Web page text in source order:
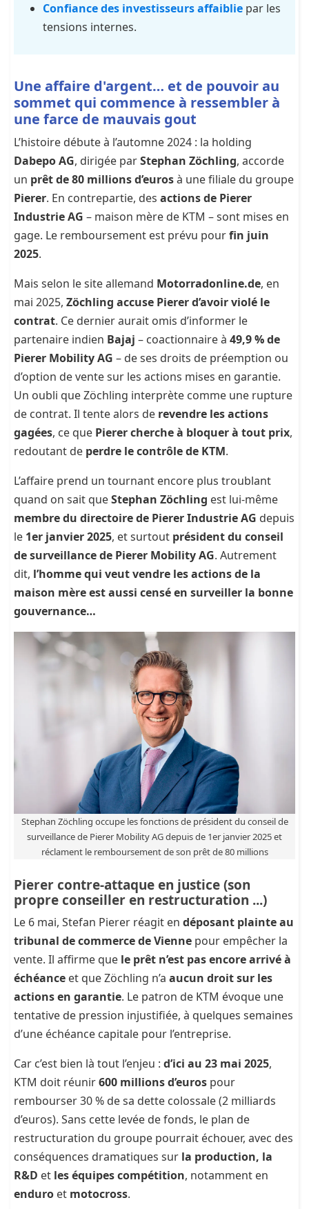
Confiance des investisseurs affaiblie par les
tensions internes.
Une affaire d'argent… et de pouvoir au
sommet qui commence à ressembler à
une farce de mauvais gout
L’histoire débute à l’automne 2024 : la holding
Dabepo AG, dirigée parStephan Zöchling, accorde
un prêt de 80 millions d’eurosà une filiale du groupe
Pierer. En contrepartie, des actions de Pierer
Industrie AG – maison mère de KTM – sont mises en
gage. Le remboursement est prévu pourfin juin
2025.
Mais selon le site allemand Motorradonline.de, en
mai 2025, Zöchling accuse Pierer d’avoir violé le
contrat. Ce dernier aurait omis d’informer le
partenaire indien Bajaj – coactionnaire à 49,9 % de
Pierer Mobility AG – de ses droits de préemption ou
d’option de vente sur les actions mises en garantie.
Un oubli que Zöchling interprète comme une rupture
de contrat. Il tente alors de revendre les actions
gagées, ce que Pierer cherche à bloquer à tout prix,
redoutant de perdre le contrôle de KTM.
L’affaire prend un tournant encore plus troublant
quand on sait queStephan Zöchling est lui-même
membre du directoire de Pierer Industrie AG depuis
le 1er janvier 2025, et surtout président du conseil
de surveillance de Pierer Mobility AG. Autrement
dit, l’homme qui veut vendre les actions de la
maison mère est aussi censé en surveiller la bonne
gouvernance…
Stephan Zöchling occupe les fonctions de président du conseil de
surveillance de Pierer Mobility AG depuis de 1er janvier 2025 et
réclament le remboursement de son prêt de 80 millions
Pierer contre-attaque en justice (son
propre conseiller en restructuration ...)
Le 6 mai, Stefan Pierer réagit en déposant plainte au
tribunal de commerce de Vienne pour empêcher la
vente. Il affirme que le prêt n’est pas encore arrivé à
échéance et que Zöchling n’a aucun droit sur les
actions en garantie. Le patron de KTM évoque une
tentative de pression injustifiée, à quelques semaines
d’une échéance capitale pour l’entreprise.
Car c’est bien là tout l’enjeu : d’ici au 23 mai 2025,
KTM doit réunir600 millions d’euros pour
rembourser 30 % de sa dette colossale (2 milliards
d’euros). Sans cette levée de fonds, le plan de
restructuration du groupe pourrait échouer, avec des
conséquences dramatiques sur la production, la
R&D et les équipes compétition, notamment en
enduro et motocross.